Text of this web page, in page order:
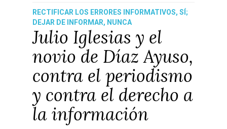
RECTIFICAR LOS ERRORES INFORMATIVOS, SÍ;
DEJAR DE INFORMAR, NUNCA
Julio Iglesias y el
novio de Díaz Ayuso,
contra el periodismo
y contra el derecho a
la información